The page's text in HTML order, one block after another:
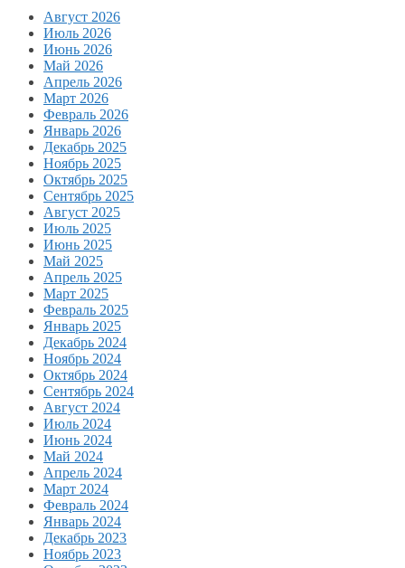
Август 2026
Июль 2026
Июнь 2026
Май 2026
Апрель 2026
Март 2026
Февраль 2026
Январь 2026
Декабрь 2025
Ноябрь 2025
Октябрь 2025
Сентябрь 2025
Август 2025
Июль 2025
Июнь 2025
Май 2025
Апрель 2025
Март 2025
Февраль 2025
Январь 2025
Декабрь 2024
Ноябрь 2024
Октябрь 2024
Сентябрь 2024
Август 2024
Июль 2024
Июнь 2024
Май 2024
Апрель 2024
Март 2024
Февраль 2024
Январь 2024
Декабрь 2023
Ноябрь 2023